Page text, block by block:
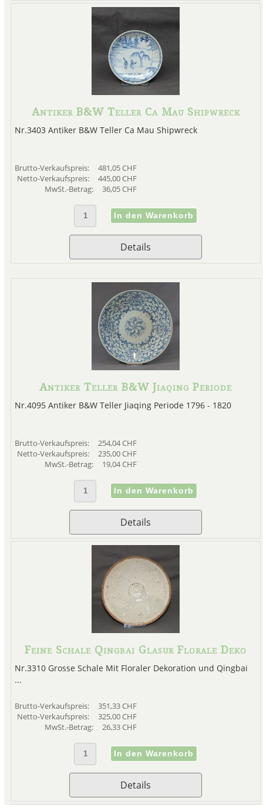
Antiker B&W Teller Ca Mau Shipwreck
Nr.3403 Antiker B&W Teller Ca Mau Shipwreck
Brutto-Verkaufspreis:
481,05 CHF
Netto-Verkaufspreis:
445,00 CHF
MwSt.-Betrag:
36,05 CHF
Details
Antiker Teller B&W Jiaqing Periode
Nr.4095 Antiker B&W Teller Jiaqing Periode 1796 - 1820
Brutto-Verkaufspreis:
254,04 CHF
Netto-Verkaufspreis:
235,00 CHF
MwSt.-Betrag:
19,04 CHF
Details
Feine Schale Qingbai Glasur Florale Deko
Nr.3310 Grosse Schale Mit Floraler Dekoration und Qingbai
...
Brutto-Verkaufspreis:
351,33 CHF
Netto-Verkaufspreis:
325,00 CHF
MwSt.-Betrag:
26,33 CHF
Details